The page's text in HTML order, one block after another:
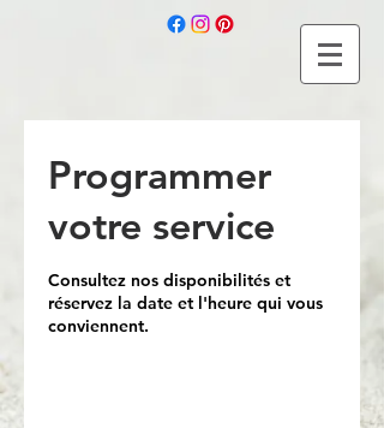
Programmer
votre service
Consultez nos disponibilités et
réservez la date et l'heure qui vous
conviennent.